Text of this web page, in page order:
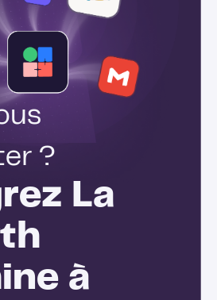
?
La
à